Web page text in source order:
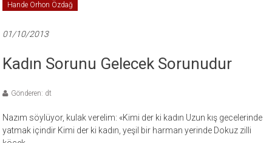
Hande Orhon Özdağ
01/10/2013
Kadın Sorunu Gelecek Sorunudur
Gönderen: dt
Nazım söylüyor, kulak verelim: «Kimi der ki kadın Uzun kış gecelerinde
yatmak içindir Kimi der ki kadın, yeşil bir harman yerinde Dokuz zilli